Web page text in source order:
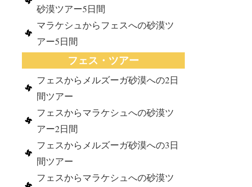
砂漠ツアー5日間
マラケシュからフェスへの砂漠ツ
アー5日間
フェス・ツアー
フェスからメルズーガ砂漠への2日
間ツアー
フェスからマラケシュへの砂漠ツ
アー2日間
フェスからメルズーガ砂漠への3日
間ツアー
フェスからマラケシュへの砂漠ツ